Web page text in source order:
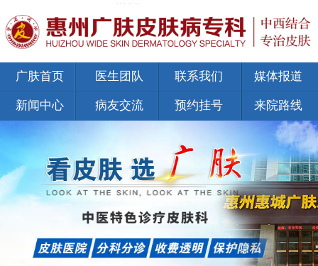
广肤首页 医生团队 联系我们 媒体报道
新闻中心 病友交流 预约挂号 来院路线